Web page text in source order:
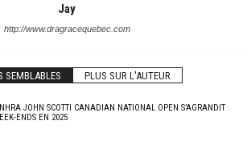
Jay
http://www.dragracequebec.com
SEMBLABLES PLUS SUR L'AUTEUR
JOHN SCOTTI CANADIAN NATIONAL OPEN S’AGRANDIT
ENDS EN 2025